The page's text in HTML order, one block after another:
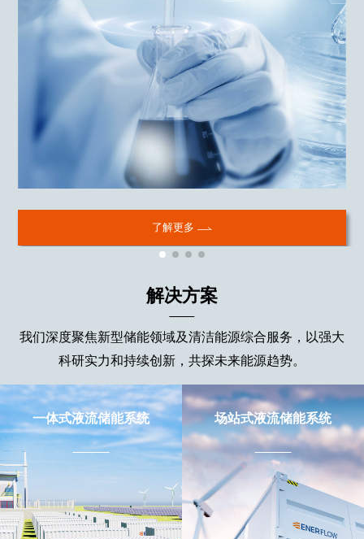
了解更多
解决方案
我们深度聚焦新型储能领域及清洁能源综合服务，以强大
科研实力和持续创新，共探未来能源趋势。
一体式液流储能系统 场站式液流储能系统